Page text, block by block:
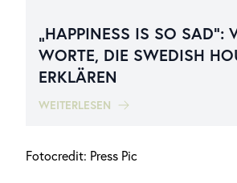
„HAPPINESS IS SO SAD“:
WORTE, DIE SWEDISH
ERKLÄREN
WEITERLESEN
Fotocredit: Press Pic